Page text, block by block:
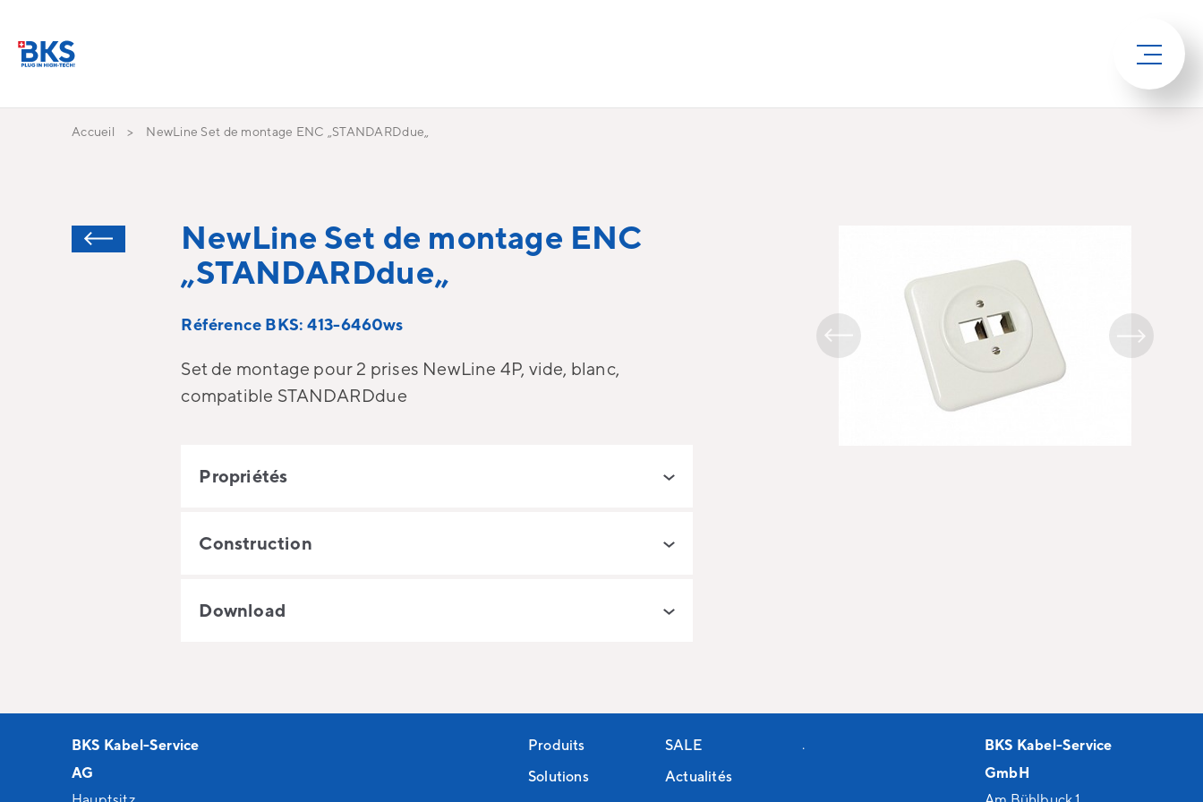
Accueil NewLine Set de montage ENC „STANDARDdue„
NewLine Set de montage ENC
„STANDARDdue„
Référence BKS: 413-6460ws
Set de montage pour 2 prises NewLine 4P, vide, blanc,
compatible STANDARDdue
Propriétés
Construction
Download
BKS Kabel-Service
AG
Produits
Solutions
SALE
Actualités
.
BKS Kabel-Service
GmbH